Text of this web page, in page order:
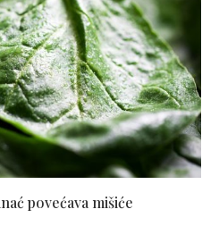
povećava mišiće